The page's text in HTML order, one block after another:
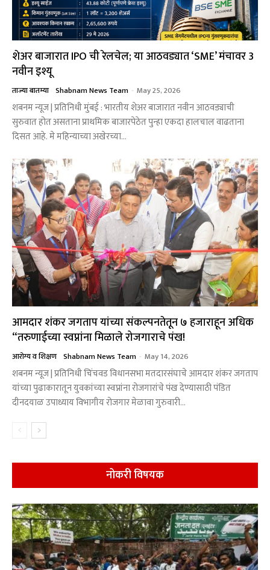
शेअर बाजारात IPO ची रेलचेल; या आठवड्यात ‘SME’ मंचावर 3
नवीन इश्यू
ताज्या बातम्या Shabnam News Team - May 25, 2026
शबनम न्यूज | प्रतिनिधी मुंबई : भारतीय शेअर बाजारात नवीन आठवड्याची
सुरुवात होत असताना प्राथमिक बाजारपेठेत पुन्हा एकदा हालचाल वाढताना
दिसत आहे. मे महिन्याच्या अखेरच्या...
आमदार शंकर जगताप यांच्या संकल्पनतेतून ७ हजाराहून अधिक
“तरुणाईच्या स्वप्नांना मिळाले रोजगाराचे पंख!
आरोग्य व शिक्षण Shabnam News Team - May 14, 2026
शबनम न्यूज | प्रतिनिधी चिंचवड विधानसभा मतदारसंघाचे आमदार शंकर जगताप
यांच्या पुढाकारातून युवकांच्या स्वप्नांना रोजगारांचे पंख देण्यासाठी पंडित
दीनदयाळ उपाध्याय विभागीय रोजगार मेळावा गुरुवारी...
नोकरी विषयक